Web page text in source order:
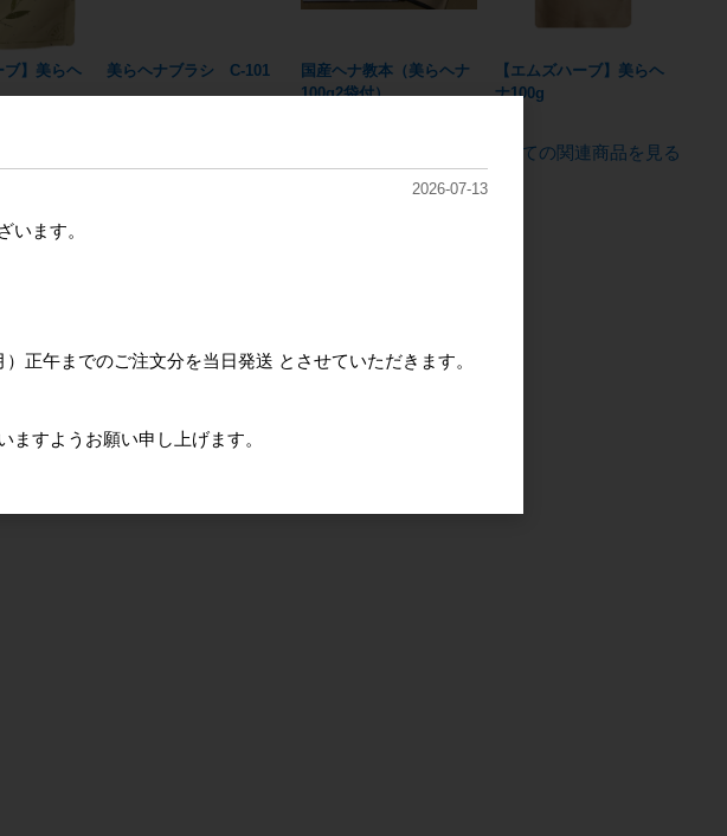
ブ】美らヘ
美らヘナブラシ C-101
国産ヘナ教本（美らヘナ
100g2袋付）
【エムズハーブ】美らヘ
ナ100g
すべての関連商品を見る
2026-07-13
います。
正午までのご注文分を当日発送 とさせていただきます。
すようお願い申し上げます。